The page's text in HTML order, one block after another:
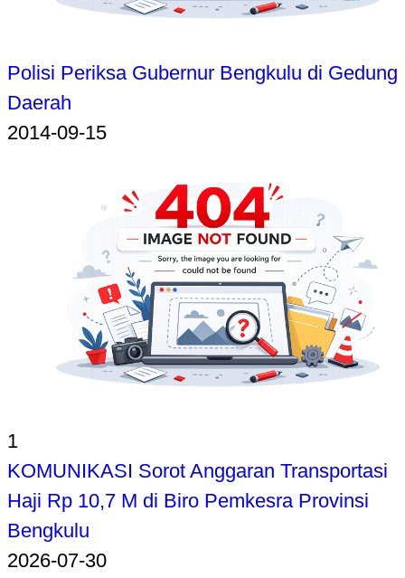
Polisi Periksa Gubernur Bengkulu di Gedung
Daerah
2014-09-15
1
KOMUNIKASI Sorot Anggaran Transportasi
Haji Rp 10,7 M di Biro Pemkesra Provinsi
Bengkulu
2026-07-30